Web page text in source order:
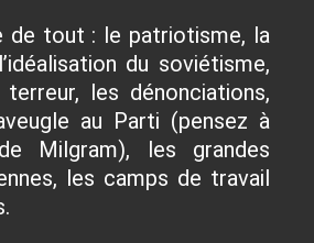
de tout : le patriotisme, la
du soviétisme,
les dénonciations,
au Parti (pensez à
de Milgram), les grandes
les camps de travail